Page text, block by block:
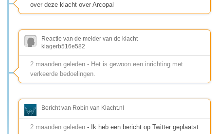
over deze klacht over Arcopal
Reactie van de melder van de klacht
klagerb516e582
2 maanden geleden - Het is gewoon een inrichting met
verkeerde bedoelingen.
Bericht van Robin van Klacht.nl
2 maanden geleden - Ik heb een bericht op Twitter geplaatst